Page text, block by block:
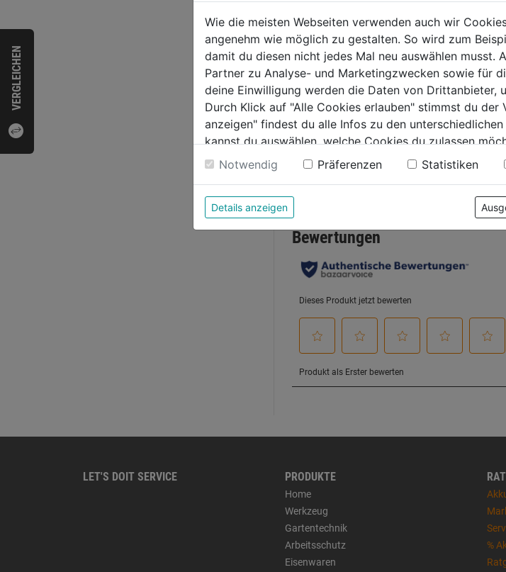
VERGLEICHEN
0.0 (0)
0.0
5
5,29€
Weide-
150cm 5
0.0
0.0
von
5
Sternen.
5,29€
Bewertung
LET'S DOIT SERVICE PRODUKTE
Home
Werkzeug
Gartentechnik
Arbeitsschutz
Eisenwaren
%
Wie die meisten Webseiten verwenden auch wir
angenehm wie möglich zu gestalten. So wird zum
damit du diesen nicht jedes Mal neu auswählen musst.
Partner zu Analyse- und Marketingzwecken sowie für
deine Einwilligung werden die Daten von Drittanbieter,
Durch Klick auf "Alle Cookies erlauben" stimmst du
anzeigen" findest du alle Infos zu den
kannst du auswählen, welche Cookies du zulassen
Weitere Informationen findest du in unserer
Notwendig Präferenzen Statistiken
Details anzeigen